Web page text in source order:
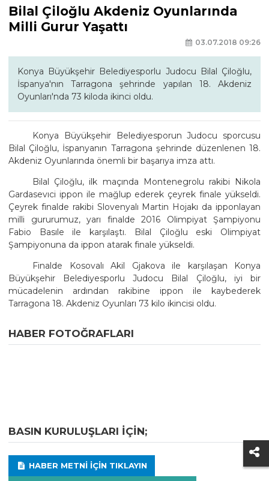
Bilal Çiloğlu Akdeniz Oyunlarında
Milli Gurur Yaşattı
03.07.2018 09:26
Konya Büyükşehir Belediyesporlu Judocu Bilal Çiloğlu,
İspanya'nın Tarragona şehrinde yapılan 18. Akdeniz
Oyunları'nda 73 kiloda ikinci oldu.
Konya Büyükşehir Belediyesporun Judocu sporcusu
Bilal Çiloğlu, İspanyanın Tarragona şehrinde düzenlenen 18.
Akdeniz Oyunlarında önemli bir başarıya imza attı.
Bilal Çiloğlu, ilk maçında Montenegrolu rakibi Nikola
Gardasevıci ippon ile mağlup ederek çeyrek finale yükseldi.
Çeyrek finalde rakibi Slovenyalı Martin Hojakı da ipponlayan
milli gururumuz, yarı finalde 2016 Olimpiyat Şampiyonu
Fabio Basıle ile karşılaştı. Bilal Çiloğlu eski Olimpiyat
Şampiyonuna da ippon atarak finale yükseldi.
Finalde Kosovalı Akil Gjakova ile karşılaşan Konya
Büyükşehir Belediyesporlu Judocu Bilal Çiloğlu, iyi bir
mücadelenin ardından rakibine ippon ile kaybederek
Tarragona 18. Akdeniz Oyunları 73 kilo ikincisi oldu.
HABER FOTOĞRAFLARI
BASIN KURULUŞLARI IÇIN;
HABER METNI IÇIN TIKLAYIN